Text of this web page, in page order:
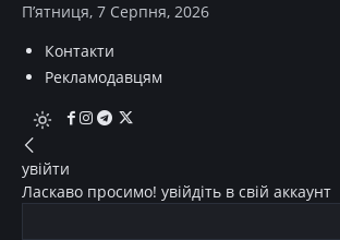
П’ятниця, 7 Серпня, 2026
Контакти
Рекламодавцям
увійти
Ласкаво просимо! увійдіть в свій аккаунт